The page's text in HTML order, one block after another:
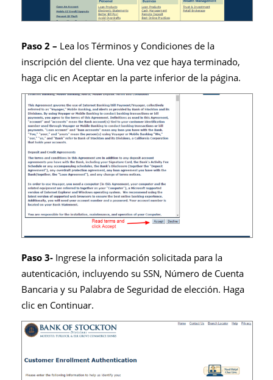
Paso 2 – Lea los Términos y Condiciones de la
inscripción del cliente. Una vez que haya terminado,
haga clic en Aceptar en la parte inferior de la página.
Paso 3- Ingrese la información solicitada para la
autenticación, incluyendo su SSN, Número de Cuenta
Bancaria y su Palabra de Seguridad de elección. Haga
clic en Continuar.